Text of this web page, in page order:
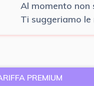
Al momento non
Ti suggeriamo
PREMIUM